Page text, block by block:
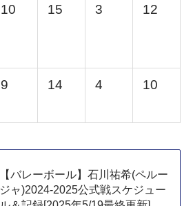
10 15 3 12
9 14 4 10
【バレーボール】石川祐希(ペルー
ジャ)2024-2025公式戦スケジュー